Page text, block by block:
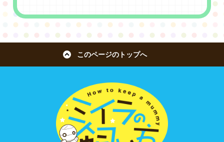
このページのトップへ